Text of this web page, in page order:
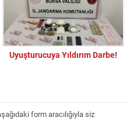
Uyuşturucuya Yıldırım Darbe!
form aracılığıyla siz